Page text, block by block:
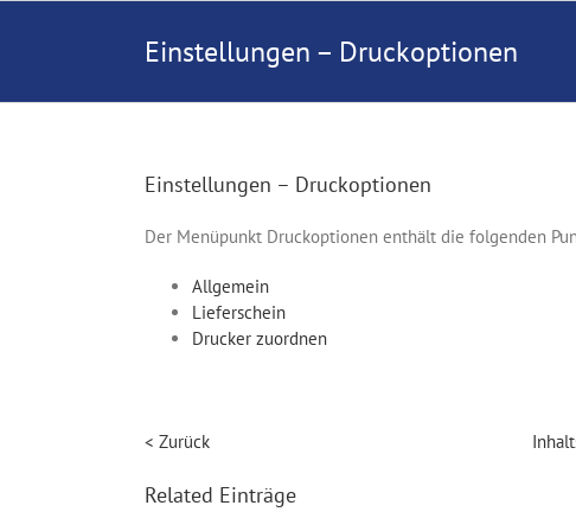
Einstellungen – Druckoptionen
Einstellungen – Druckoptionen
Der Menüpunkt Druckoptionen enthält die folgenden
Allgemein
Lieferschein
Drucker zuordnen
< Zurück
Related Einträge